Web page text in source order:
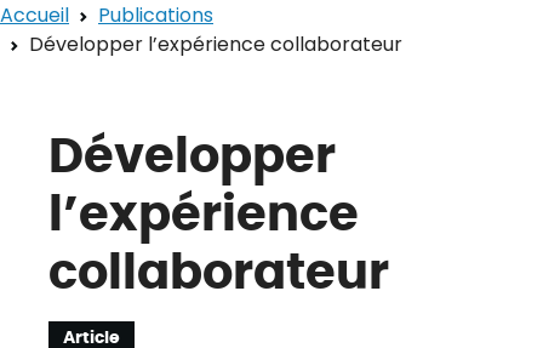
Accueil
Publications
Développer l’expérience collaborateur
Développer
l’expérience
collaborateur
Article